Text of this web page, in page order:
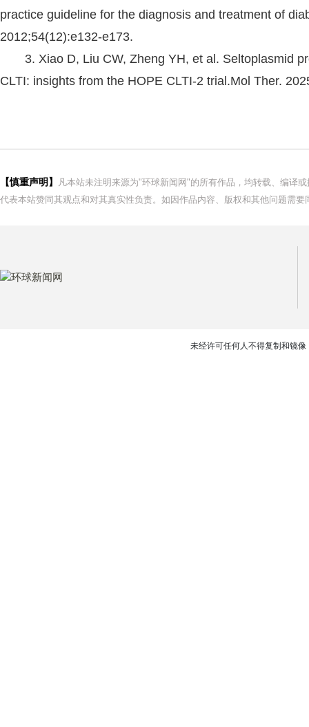
practice guideline for the diagnosis and treatment of
2012;54(12):e132-e173.
3. Xiao D, Liu CW, Zheng YH, et al. Seltoplasmid
CLTI: insights from the HOPE CLTI-2 trial.Mol Ther.
【慎重声明】
凡本站未注明来源为"环球新闻网"的所有作品，均转载、编译
代表本站赞同其观点和对其真实性负责。如因作品内容、版权和其他问题需
未经许可任何人不得复制和镜